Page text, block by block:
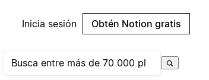
Inicia sesión Obtén Notion gratis